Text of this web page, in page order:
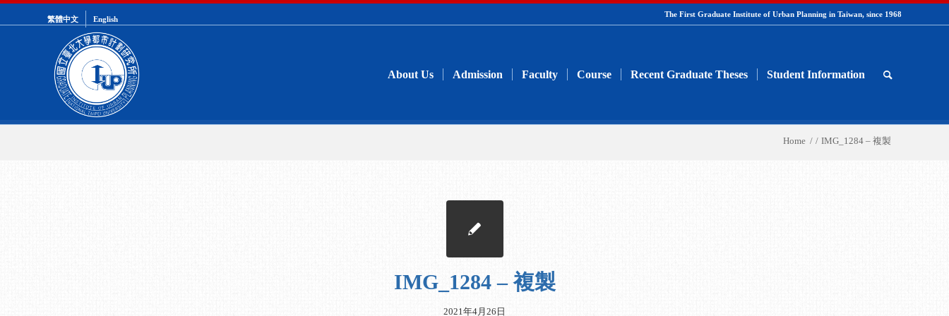
繁體中文 English
The First Graduate Institute of Urban Planning in Taiwan, since 1968
About Us Admission Faculty Course Recent Graduate Theses Student Information
Home / / IMG_1284 – 複製
IMG_1284 – 複製
2021年4月26日